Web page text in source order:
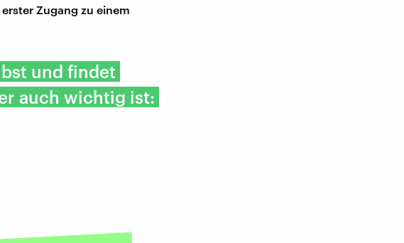
Zugang zu einem
und findet
auch wichtig ist: